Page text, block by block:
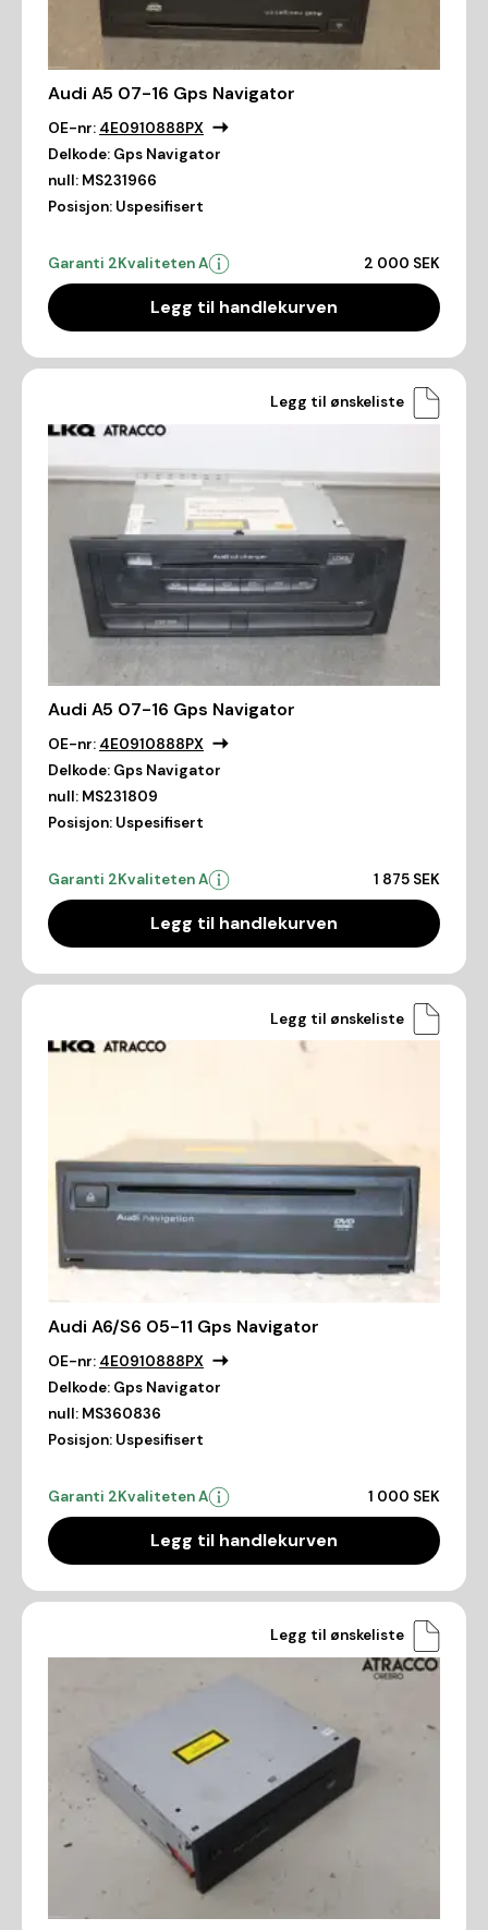
Audi A5 07-16 Gps Navigator
OE-nr: 4E0910888PX
Delkode: Gps Navigator
null: MS231966
Posisjon: Uspesifisert
Garanti 2Kvaliteten A 2 000 SEK
Legg til handlekurven
Legg til ønskeliste
Audi A5 07-16 Gps Navigator
OE-nr: 4E0910888PX
Delkode: Gps Navigator
null: MS231809
Posisjon: Uspesifisert
Garanti 2Kvaliteten A 1 875 SEK
Legg til handlekurven
Legg til ønskeliste
Audi A6/S6 05-11 Gps Navigator
OE-nr: 4E0910888PX
Delkode: Gps Navigator
null: MS360836
Posisjon: Uspesifisert
Garanti 2Kvaliteten A 1 000 SEK
Legg til handlekurven
Legg til ønskeliste